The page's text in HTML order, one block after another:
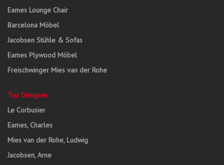
Eames Lounge Chair
Barcelona Möbel
Jacobsen Stühle & Sofas
Eames Plywood Möbel
Freischwinger Mies van der Rohe
Top Designer
Le Corbusier
Eames, Charles
Mies van der Rohe, Ludwig
Jacobsen, Arne